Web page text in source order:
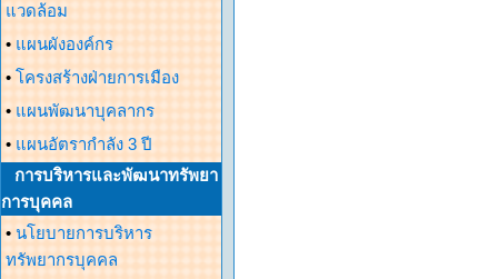
แวดล้อม
• แผนผังองค์กร
• โครงสร้างฝ่ายการเมือง
• แผนพัฒนาบุคลากร
• แผนอัตรากำลัง 3 ปี
การบริหารและพัฒนาทรัพยา
การบุคคล
• นโยบายการบริหาร
ทรัพยากรบุคคล